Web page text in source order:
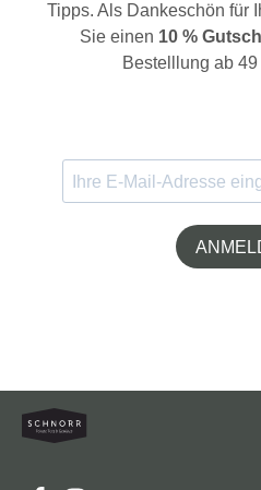
Tipps. Als Dankeschön für
Sie einen 10 %
Bestelllung ab